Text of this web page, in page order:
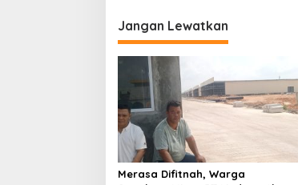
i
g
a
s
i
p
o
Jangan Lewatkan
Merasa Difitnah, Warga